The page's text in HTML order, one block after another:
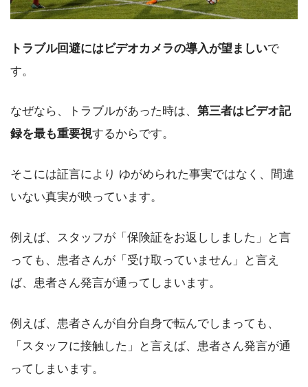
トラブル回避にはビデオカメラの導入が望ましいで
す。
なぜなら、トラブルがあった時は、 第三者はビデオ記
録を最も重要視するからです。
そこには証言により ゆがめられた事実ではなく、間違
いない真実が映っています。
例えば、スタッフが「保険証をお返ししました」と言
っても、患者さんが「受け取っていません」と言え
ば、患者さん発言が通ってしまいます。
例えば、患者さんが自分自身で転んでしまっても、
「スタッフに接触した」と言えば、患者さん発言が通
ってしまいます。